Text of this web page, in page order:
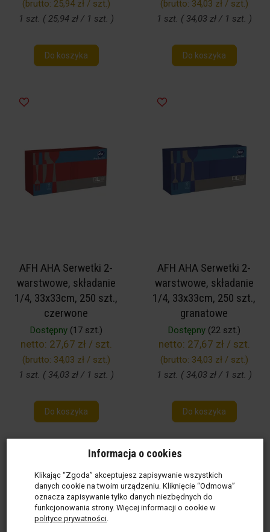
(brutto: 25,94 zł / szt.)
1 szt. ( 25,94 zł / 1 szt. )
Do koszyka
(brutto: 34,03 zł / szt.)
1 szt. ( 34,03 zł / 1 szt. )
Do koszyka
AFH AHA Serwetki 2-
warstwowe, składanie
1/4, 33x33cm, 250 szt.,
czerwone
Dostępny(17 szt.)
netto: 27,67 zł / szt.
(brutto: 34,03 zł / szt.)
1 szt. ( 34,03 zł / 1 szt. )
Do koszyka
AFH AHA Serwetki 2-
warstwowe, składanie
1/4, 33x33cm, 250 szt.,
granatowe
Dostępny(22 szt.)
netto: 27,67 zł / szt.
(brutto: 34,03 zł / szt.)
1 szt. ( 34,03 zł / 1 szt. )
Do koszyka
Informacja o cookies
Klikając “Zgoda” akceptujesz zapisywanie wszystkich
danych cookie na twoim urządzeniu. Kliknięcie “Odmowa”
oznacza zapisywanie tylko danych niezbędnych do
funkcjonowania strony. Więcej informacji o cookie w
polityce prywatności